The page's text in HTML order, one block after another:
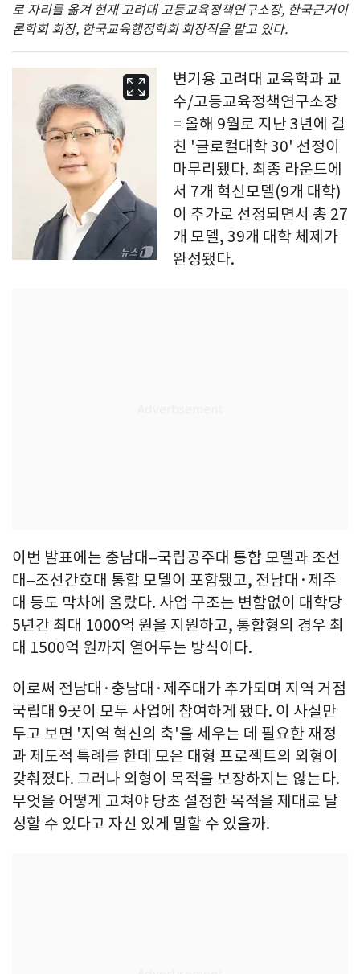
로 자리를 옮겨 현재 고려대 고등교육정책연구소장, 한국근거이
론학회 회장, 한국교육행정학회 회장직을 맡고 있다.
변기용 고려대 교육학과 교
수/고등교육정책연구소장
= 올해 9월로 지난 3년에 걸
친 '글로컬대학 30' 선정이
마무리됐다. 최종 라운드에
서 7개 혁신모델(9개 대학)
이 추가로 선정되면서 총 27
개 모델, 39개 대학 체제가
완성됐다.
이번 발표에는 충남대–국립공주대 통합 모델과 조선
대–조선간호대 통합 모델이 포함됐고, 전남대·제주
대 등도 막차에 올랐다. 사업 구조는 변함없이 대학당
5년간 최대 1000억 원을 지원하고, 통합형의 경우 최
대 1500억 원까지 열어두는 방식이다.
이로써 전남대·충남대·제주대가 추가되며 지역 거점
국립대 9곳이 모두 사업에 참여하게 됐다. 이 사실만
두고 보면 '지역 혁신의 축'을 세우는 데 필요한 재정
과 제도적 특례를 한데 모은 대형 프로젝트의 외형이
갖춰졌다. 그러나 외형이 목적을 보장하지는 않는다.
무엇을 어떻게 고쳐야 당초 설정한 목적을 제대로 달
성할 수 있다고 자신 있게 말할 수 있을까.